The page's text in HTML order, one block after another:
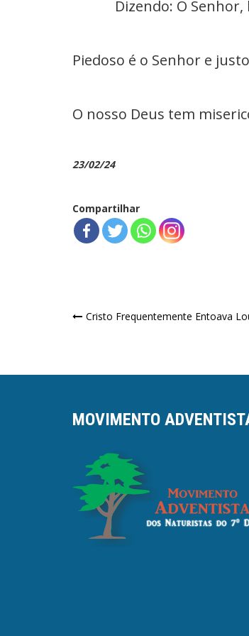
Dizendo: Ó Senhor,
Piedoso é o Senhor e
O nosso Deus tem
23/02/24
Compartilhar
Navegação
Cristo Frequentemente Entoava
MOVIMENTO